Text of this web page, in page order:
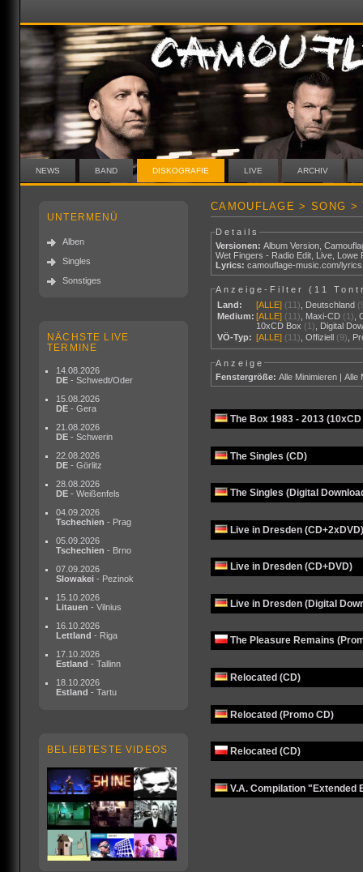
NEWS BAND DISKOGRAFIE LIVE ARCHIV
UNTERMENÜ
Alben
Singles
Sonstiges
NÄCHSTE LIVE
TERMINE
14.08.2026
DE - Schwedt/Oder
15.08.2026
DE - Gera
21.08.2026
DE - Schwerin
22.08.2026
DE - Görlitz
28.08.2026
DE - Weißenfels
04.09.2026
Tschechien - Prag
05.09.2026
Tschechien - Brno
07.09.2026
Slowakei - Pezinok
15.10.2026
Litauen - Vilnius
16.10.2026
Lettland - Riga
17.10.2026
Estland - Tallinn
18.10.2026
Estland - Tartu
BELIEBTESTE VIDEOS
CAMOUFLAGE > SONG
Details
Versionen: Album Version,
Wet Fingers - Radio Edit, Live, Lowe
Lyrics: camouflage-music.com/
Anzeige-Filter ( 11
Land:
[ALLE] (11) Deutschland
Medium: [ALLE] (11) Maxi-CD (1) ,
10xCD Box (1)
Digital
VÖ-Typ: [ALLE] (11) ,Offiziell (9)
Anzeige
Fenstergröße: Alle Minimieren |Alle
The Box 1983 - 2013
The Singles (CD)
The Singles (Digital
Live in Dresden (CD+2xDVD)
Live in Dresden (CD+DVD)
Live in Dresden (Digital
The Pleasure Remains
Relocated (CD)
Relocated (Promo CD)
Relocated (CD)
V.A. Compilation "Extended